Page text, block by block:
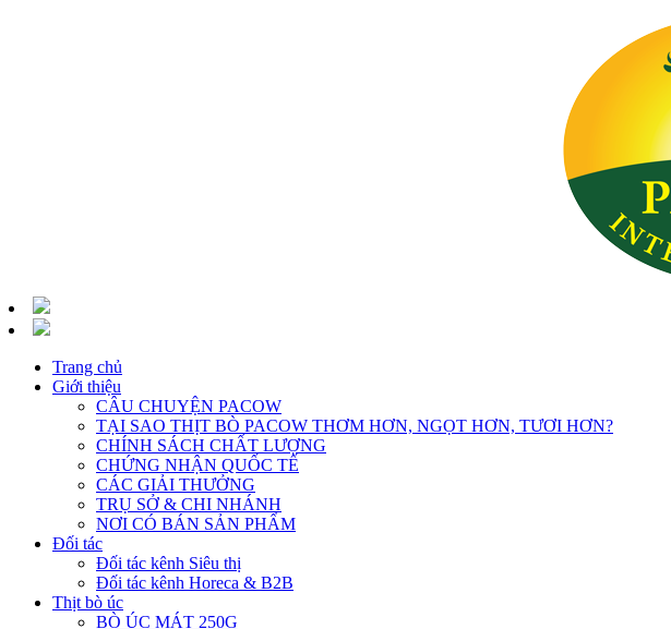
Trang chủ
Giới thiệu
CÂU CHUYỆN PACOW
TẠI SAO THỊT BÒ PACOW THƠM HƠN, NGỌT HƠN, TƯƠI HƠN?
CHÍNH SÁCH CHẤT LƯỢNG
CHỨNG NHẬN QUỐC TẾ
CÁC GIẢI THƯỞNG
TRỤ SỞ & CHI NHÁNH
NƠI CÓ BÁN SẢN PHẨM
Đối tác
Đối tác kênh Siêu thị
Đối tác kênh Horeca & B2B
Thịt bò úc
BÒ ÚC MÁT 250G